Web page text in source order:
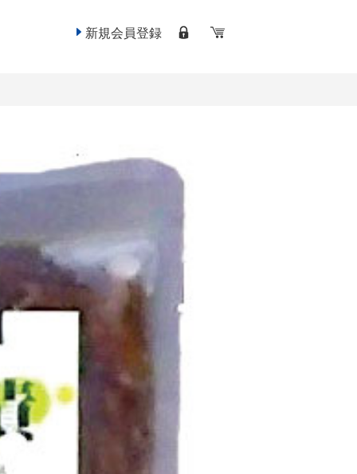
新規会員登録